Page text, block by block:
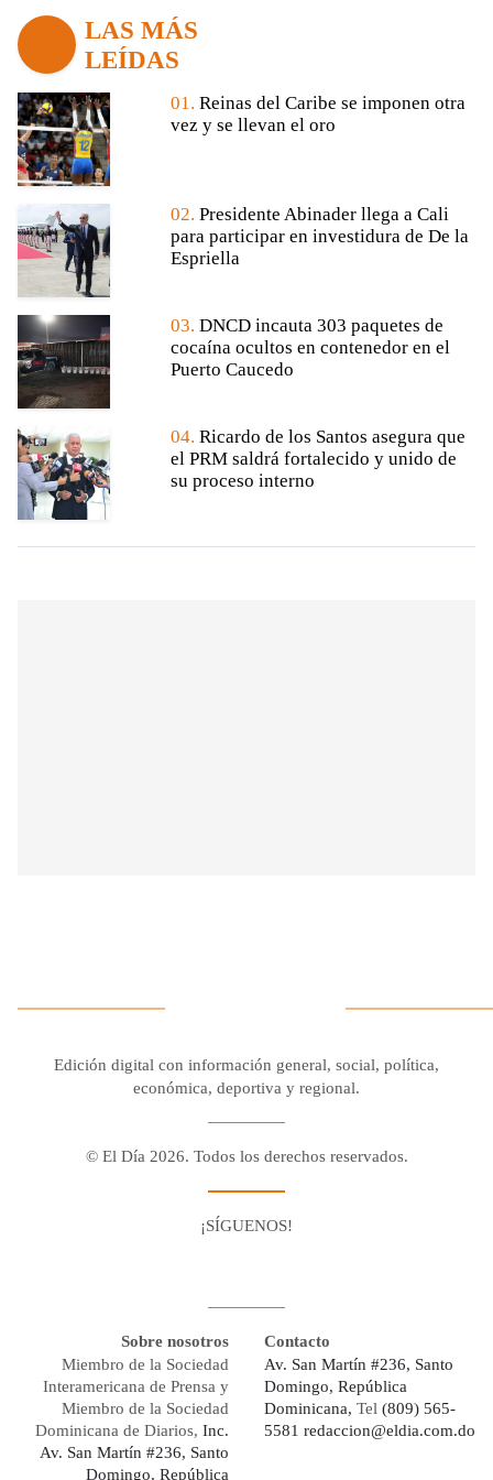
LAS MÁS
LEÍDAS
01. Reinas del Caribe se imponen otra
vez y se llevan el oro
02. Presidente Abinader llega a Cali
para participar en investidura de De la
Espriella
03. DNCD incauta 303 paquetes de
cocaína ocultos en contenedor en el
Puerto Caucedo
04. Ricardo de los Santos asegura que
el PRM saldrá fortalecido y unido de
su proceso interno
Edición digital con información general, social, política,
económica, deportiva y regional.
© El Día 2026. Todos los derechos reservados.
¡SÍGUENOS!
Sobre nosotros
Miembro de la Sociedad
Interamericana de Prensa y
Miembro de la Sociedad
Dominicana de Diarios, Inc.
Av. San Martín #236, Santo
Domingo, República
Contacto
Av. San Martín #236, Santo
Domingo, República
Dominicana, Tel (809) 565-
5581 redaccion@eldia.com.do